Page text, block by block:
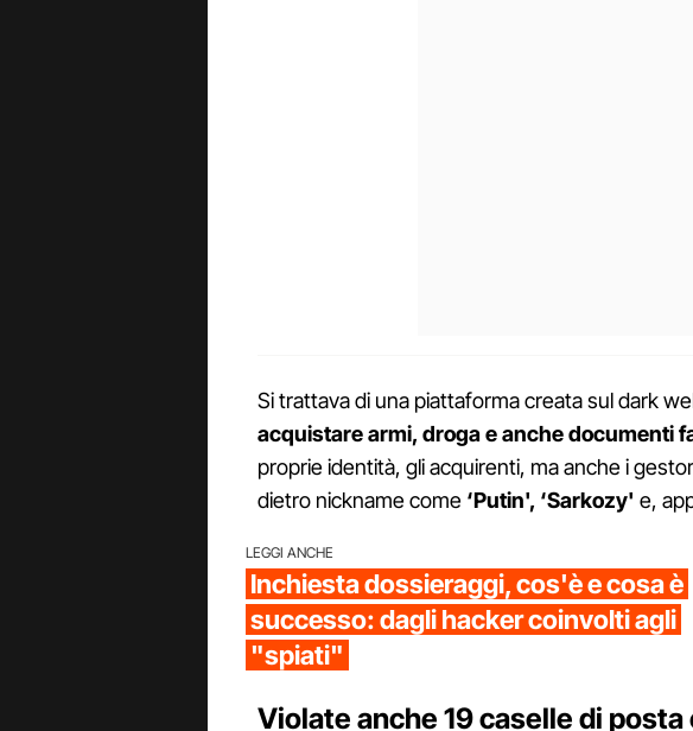
Si trattava di una piattaforma creata sul dark
acquistare armi, droga e anche documenti
proprie identità, gli acquirenti, ma anche i
dietro nickname come ‘Putin', ‘Sarkozy' e,
LEGGI ANCHE
Inchiesta dossieraggi, cos'è e cosa è
successo: dagli hacker coinvolti agli
"spiati"
Violate anche 19 caselle di